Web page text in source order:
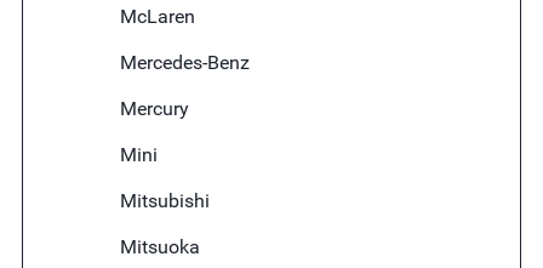
McLaren
Mercedes-Benz
Mercury
Mini
Mitsubishi
Mitsuoka